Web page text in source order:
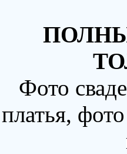
Фото
платья,